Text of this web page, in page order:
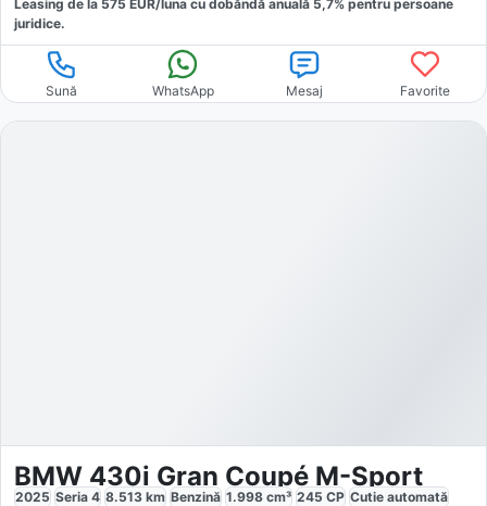
Leasing de la 575 EUR/luna cu dobăndă anuală 5,7% pentru persoane
juridice.
Sună WhatsApp Mesaj Favorite
BMW 430i Gran Coupé M-Sport
2025 Seria 4 8.513 km Benzină 1.998 cm³ 245 CP Cutie automată